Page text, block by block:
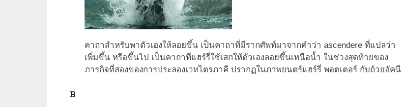
คาถาสำหรับพาตัวเองให้ลอยขึ้น เป็นคาถาที่มีรากศัพท์มาจากคำว่า ascendere ที่แปลว่า
เพิ่มขึ้น หรือขึ้นไป เป็นคาถาที่แฮร์รี่ใช้เสกให้ตัวเองลอยขึ้นเหนือน้ำ ในช่วงสุดท้ายของ
ภารกิจที่สองของการประลองเวทไตรภาคี ปรากฏในภาพยนตร์แฮร์รี่ พอตเตอร์ กับถ้วยอัคนี
B